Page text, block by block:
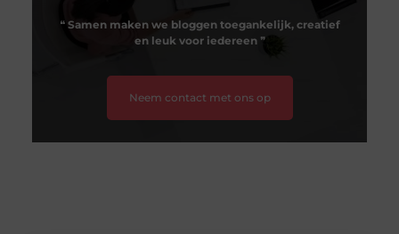
❝ Samen maken we bloggen toegankelijk, creatief
en leuk voor iedereen❞
Neem contact met ons op